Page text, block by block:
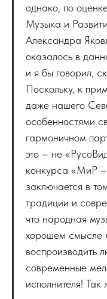
однако, по
Музыка и
Александра
оказалось в
и я бы говорил,
Поскольку, к
даже нашего
особенностями
гармоничном
это – не
конкурса «МиР
заключается в
традиции и
что народная
хорошем смысле
воспроизводить
современные
исполнителя!